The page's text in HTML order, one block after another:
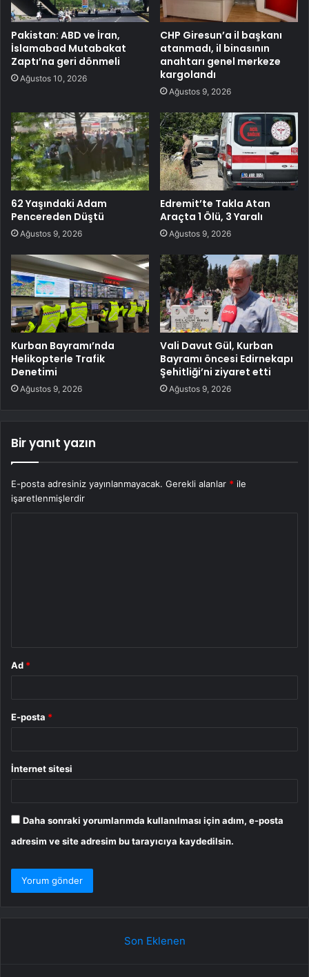
Pakistan: ABD ve İran,
İslamabad Mutabakat
Zaptı’na geri dönmeli
Ağustos 10, 2026
CHP Giresun’a il başkanı
atanmadı, il binasının
anahtarı genel merkeze
kargolandı
Ağustos 9, 2026
62 Yaşındaki Adam
Pencereden Düştü
Ağustos 9, 2026
Edremit’te Takla Atan
Araçta 1 Ölü, 3 Yaralı
Ağustos 9, 2026
Kurban Bayramı’nda
Helikopterle Trafik
Denetimi
Ağustos 9, 2026
Vali Davut Gül, Kurban
Bayramı öncesi Edirnekapı
Şehitliği’ni ziyaret etti
Ağustos 9, 2026
Bir yanıt yazın
E-posta adresiniz yayınlanmayacak. Gerekli alanlar * ile
işaretlenmişlerdir
Ad *
E-posta *
İnternet sitesi
Daha sonraki yorumlarımda kullanılması için adım, e-posta
adresim ve site adresim bu tarayıcıya kaydedilsin.
Son Eklenen